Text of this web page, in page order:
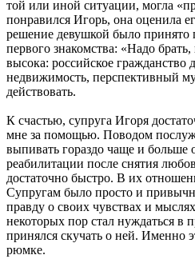
той или иной ситуации, могла
понравился Игорь, она оценила
решение девушкой было принято
первого знакомства: «Надо
высока: российское гражданство
недвижимость, перспективный
действовать.
К счастью, супруга Игоря
мне за помощью. Поводом
выпивать гораздо чаще и больше
реабилитации после снятия
достаточно быстро. В их
Супругам было просто и
правду о своих чувствах и
некоторых пор стал нуждаться в
принялся скучать о ней. Именно
рюмке.